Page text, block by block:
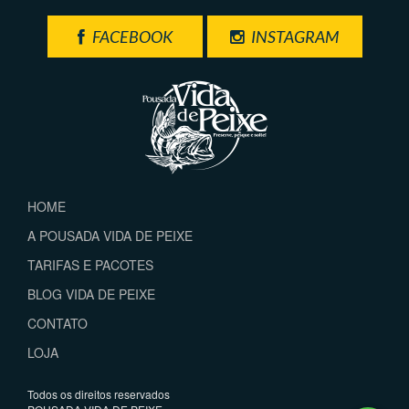
FACEBOOK INSTAGRAM
HOME
A POUSADA VIDA DE PEIXE
TARIFAS E PACOTES
BLOG VIDA DE PEIXE
CONTATO
LOJA
Todos os direitos reservados